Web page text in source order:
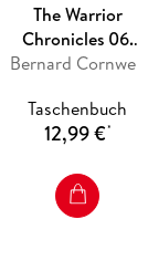
The Warrior
Chronicles 06.
Death of Kings
Bernard Cornwell
Taschenbuch
12,99 €*